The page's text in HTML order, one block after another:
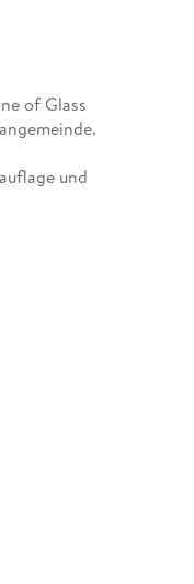
of Glass
und